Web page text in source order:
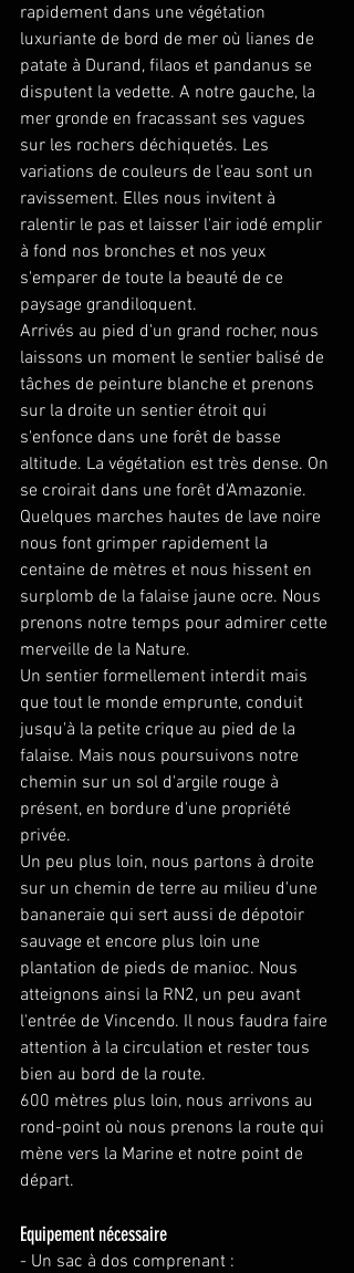
rapidement dans une végétation
luxuriante de bord de mer où lianes de
patate à Durand, filaos et pandanus se
disputent la vedette. A notre gauche, la
mer gronde en fracassant ses vagues
sur les rochers déchiquetés. Les
variations de couleurs de l'eau sont un
ravissement. Elles nous invitent à
ralentir le pas et laisser l'air iodé emplir
à fond nos bronches et nos yeux
s'emparer de toute la beauté de ce
paysage grandiloquent.
Arrivés au pied d'un grand rocher, nous
laissons un moment le sentier balisé de
tâches de peinture blanche et prenons
sur la droite un sentier étroit qui
s'enfonce dans une forêt de basse
altitude. La végétation est très dense. On
se croirait dans une forêt d'Amazonie.
Quelques marches hautes de lave noire
nous font grimper rapidement la
centaine de mètres et nous hissent en
surplomb de la falaise jaune ocre. Nous
prenons notre temps pour admirer cette
merveille de la Nature.
Un sentier formellement interdit mais
que tout le monde emprunte, conduit
jusqu'à la petite crique au pied de la
falaise. Mais nous poursuivons notre
chemin sur un sol d'argile rouge à
présent, en bordure d'une propriété
privée.
Un peu plus loin, nous partons à droite
sur un chemin de terre au milieu d'une
bananeraie qui sert aussi de dépotoir
sauvage et encore plus loin une
plantation de pieds de manioc. Nous
atteignons ainsi la RN2, un peu avant
l'entrée de Vincendo. Il nous faudra faire
attention à la circulation et rester tous
bien au bord de la route.
600 mètres plus loin, nous arrivons au
rond-point où nous prenons la route qui
mène vers la Marine et notre point de
départ.
Equipement nécessaire
- Un sac à dos comprenant :